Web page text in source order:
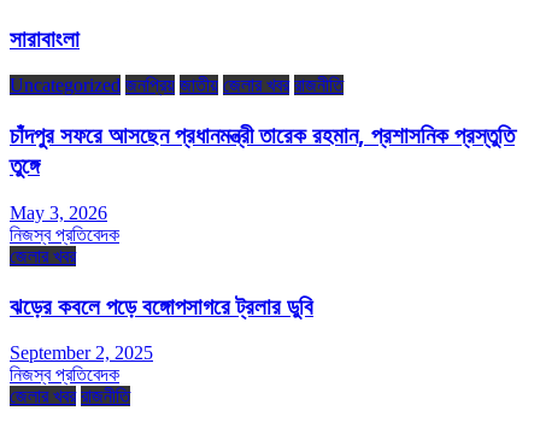
সারাবাংলা
Uncategorized জনপ্রিয় জাতীয় জেলার খবর রাজনীতি
চাঁদপুর সফরে আসছেন প্রধানমন্ত্রী তারেক রহমান, প্রশাসনিক প্রস্তুতি
তুঙ্গে
May 3, 2026
নিজস্ব প্রতিবেদক
জেলার খবর
ঝড়ের কবলে পড়ে বঙ্গোপসাগরে ট্রলার ডুবি
September 2, 2025
নিজস্ব প্রতিবেদক
জেলার খবর রাজনীতি